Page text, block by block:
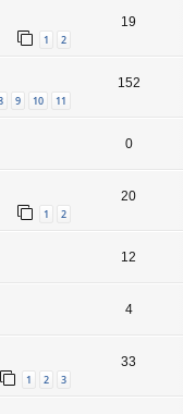
1 2
19
9 10 11
152
0
1 2
20
12
4
1 2 3
33